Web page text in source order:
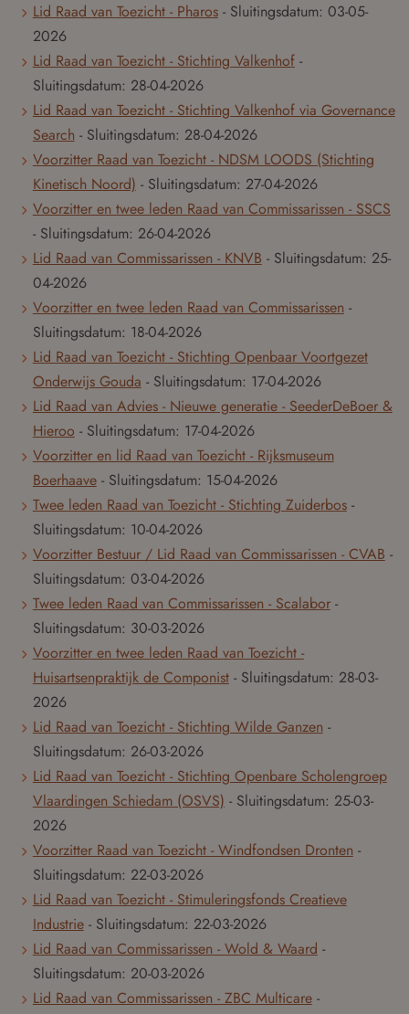
Lid Raad van Toezicht - Pharos - Sluitingsdatum: 03-05-
2026
Lid Raad van Toezicht - Stichting Valkenhof -
Sluitingsdatum: 28-04-2026
Lid Raad van Toezicht - Stichting Valkenhof via Governance
Search - Sluitingsdatum: 28-04-2026
Voorzitter Raad van Toezicht - NDSM LOODS (Stichting
Kinetisch Noord) - Sluitingsdatum: 27-04-2026
Voorzitter en twee leden Raad van Commissarissen - SSCS
- Sluitingsdatum: 26-04-2026
Lid Raad van Commissarissen - KNVB - Sluitingsdatum: 25-
04-2026
Voorzitter en twee leden Raad van Commissarissen -
Sluitingsdatum: 18-04-2026
Lid Raad van Toezicht - Stichting Openbaar Voortgezet
Onderwijs Gouda - Sluitingsdatum: 17-04-2026
Lid Raad van Advies - Nieuwe generatie - SeederDeBoer &
Hieroo - Sluitingsdatum: 17-04-2026
Voorzitter en lid Raad van Toezicht - Rijksmuseum
Boerhaave - Sluitingsdatum: 15-04-2026
Twee leden Raad van Toezicht - Stichting Zuiderbos -
Sluitingsdatum: 10-04-2026
Voorzitter Bestuur / Lid Raad van Commissarissen - CVAB -
Sluitingsdatum: 03-04-2026
Twee leden Raad van Commissarissen - Scalabor -
Sluitingsdatum: 30-03-2026
Voorzitter en twee leden Raad van Toezicht -
Huisartsenpraktijk de Componist - Sluitingsdatum: 28-03-
2026
Lid Raad van Toezicht - Stichting Wilde Ganzen -
Sluitingsdatum: 26-03-2026
Lid Raad van Toezicht - Stichting Openbare Scholengroep
Vlaardingen Schiedam (OSVS) - Sluitingsdatum: 25-03-
2026
Voorzitter Raad van Toezicht - Windfondsen Dronten -
Sluitingsdatum: 22-03-2026
Lid Raad van Toezicht - Stimuleringsfonds Creatieve
Industrie - Sluitingsdatum: 22-03-2026
Lid Raad van Commissarissen - Wold & Waard -
Sluitingsdatum: 20-03-2026
Lid Raad van Commissarissen - ZBC Multicare -